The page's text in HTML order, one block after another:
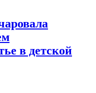
в детской